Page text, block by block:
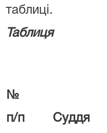
таблиці.
Таблиця
№
п/п
Суддя